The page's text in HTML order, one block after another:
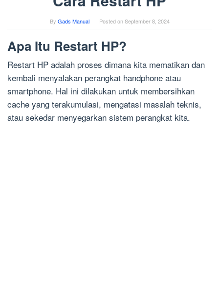
By Gads Manual Posted onSeptember 8, 2024
Apa Itu Restart HP?
Restart HP adalah proses dimana kita mematikan dan
kembali menyalakan perangkat handphone atau
smartphone. Hal ini dilakukan untuk membersihkan
cache yang terakumulasi, mengatasi masalah teknis,
atau sekedar menyegarkan sistem perangkat kita.